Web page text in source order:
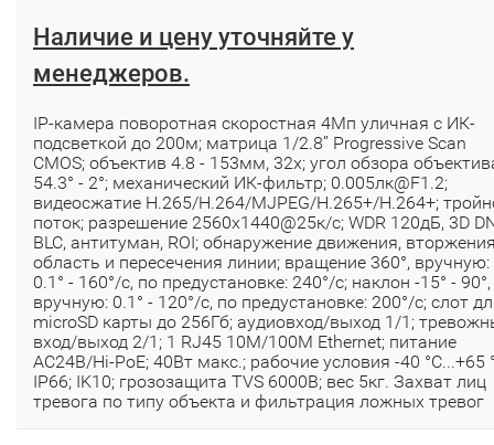
Наличие и цену уточняйте у
менеджеров.
IP-камера поворотная скоростная 4Мп уличная с ИК-
подсветкой до 200м; матрица 1/2.8’’ Progressive Scan
CMOS; объектив 4.8 - 153мм, 32x; угол обзора
54.3° - 2°; механический ИК-фильтр; 0.005лк@F1.2;
видеосжатие H.265/H.264/MJPEG/H.265+/H.264+;
поток; разрешение 2560х1440@25к/с; WDR 120дБ, 3D
BLC, антитуман, ROI; обнаружение движения,
область и пересечения линии; вращение 360°, вручную:
0.1° - 160°/с, по предустановке: 240°/с; наклон -15° - 90°,
вручную: 0.1° - 120°/с, по предустановке: 200°/с; слот
microSD карты до 256Гб; аудиовход/выход 1/1;
вход/выход 2/1; 1 RJ45 10M/100M Ethernet; питание
AC24В/Hi-PoE; 40Вт макс.; рабочие условия -40 °C...+65
IP66; IK10; грозозащита TVS 6000B; вес 5кг. Захват лиц
тревога по типу объекта и фильтрация ложных тревог